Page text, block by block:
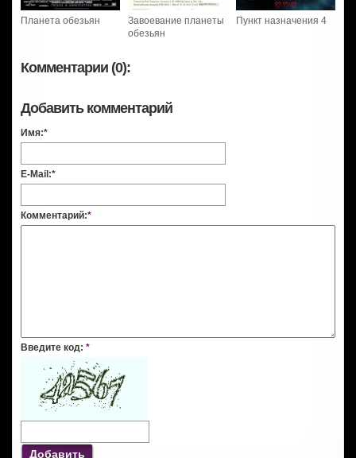
Планета обезьян
Завоевание планеты
обезьян
Пункт назначения 4
Комментарии (0):
Добавить комментарий
Имя:*
E-Mail:*
Комментарий:*
Введите код: *
Добавить